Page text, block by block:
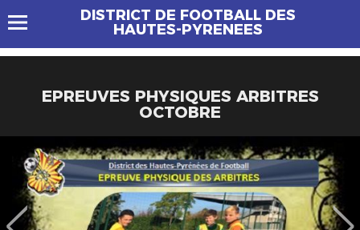
DISTRICT DE FOOTBALL DES
HAUTES-PYRENEES
EPREUVES PHYSIQUES ARBITRES
OCTOBRE